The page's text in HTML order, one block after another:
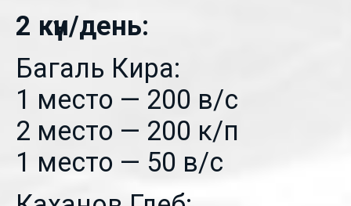
2 күн/день:
Багаль Кира:
1 место — 200 в/с
2 место — 200 к/п
1 место — 50 в/с